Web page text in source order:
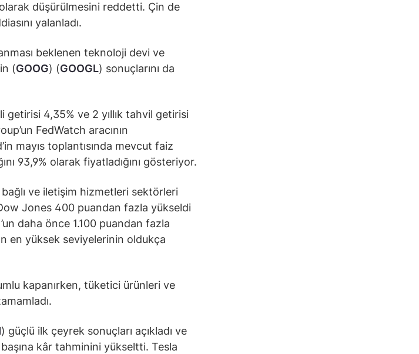
düşürülmesini reddetti. Çin de
yalanladı.
beklenen teknoloji devi ve
(GOOG) (GOOGL) sonuçlarını da
getirisi 4,35% ve 2 yıllık tahvil getirisi
FedWatch aracının
mayıs toplantısında mevcut faiz
93,9% olarak fiyatladığını gösteriyor.
ve iletişim hizmetleri sektörleri
Jones 400 puandan fazla yükseldi
daha önce 1.100 puandan fazla
en yüksek seviyelerinin oldukça
kapanırken, tüketici ürünleri ve
) güçlü ilk çeyrek sonuçları açıkladı ve
kâr tahminini yükseltti. Tesla